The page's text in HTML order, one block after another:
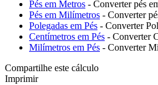
Pés em Metros - Converter pés
Pés em Milímetros - Converter
Polegadas em Pés - Converter
Centímetros em Pés - Converter
Milímetros em Pés - Converter
Compartilhe este cálculo
Imprimir